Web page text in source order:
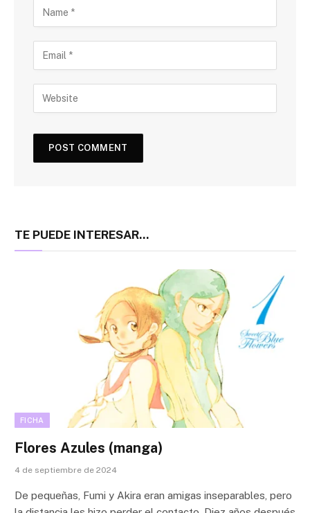
TE PUEDE INTERESAR...
FICHA
Flores Azules (manga)
4 de septiembre de 2024
De pequeñas, Fumi y Akira eran amigas inseparables, pero